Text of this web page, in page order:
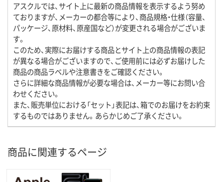
アスクルでは、サイト上に最新の商品情報を表示するよう努め
ておりますが、メーカーの都合等により、商品規格・仕様（容量、
パッケージ、原材料、原産国など）が変更される場合がございま
す。
このため、実際にお届けする商品とサイト上の商品情報の表記
が異なる場合がございますので、ご使用前には必ずお届けした
商品の商品ラベルや注意書きをご確認ください。
さらに詳細な商品情報が必要な場合は、メーカー等にお問い合
わせください。
また、販売単位における「セット」表記は、箱でのお届けをお約束
するものではありません。あらかじめご了承ください。
商品に関連するページ